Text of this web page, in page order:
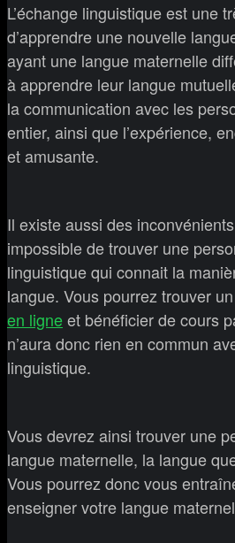
L’échange linguistique est une
d’apprendre une nouvelle
ayant une langue maternelle
à apprendre leur langue
la communication avec les
entier, ainsi que l’expérience,
et amusante.
Il existe aussi des
impossible de trouver une
linguistique qui connait la
langue. Vous pourrez trouver un
en ligneet bénéficier de cours
n’aura donc rien en commun
linguistique.
Vous devrez ainsi trouver une
langue maternelle, la langue
Vous pourrez donc vous
enseigner votre langue